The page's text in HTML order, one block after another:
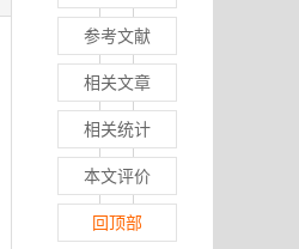
参考文献
相关文章
相关统计
本文评价
回顶部